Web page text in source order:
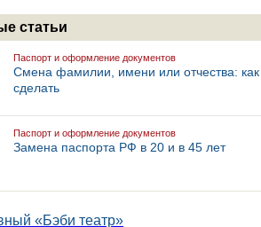
статьи
Паспорт и оформление документов
Смена фамилии, имени или отчества: как
сделать
Паспорт и оформление документов
Замена паспорта РФ в 20 и в 45 лет